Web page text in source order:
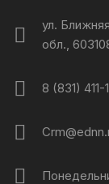
ул.
обл.,
8 (831)